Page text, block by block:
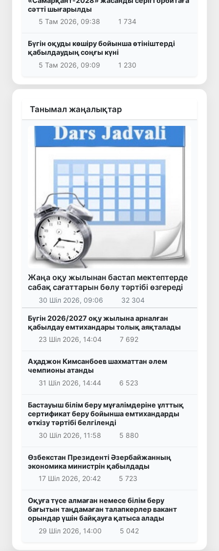
сәтті шығарылды
5 Там 2026, 09:38
1 734
Бүгін оқуды көшіру бойынша өтініштерді
қабылдаудың соңғы күні
5 Там 2026, 09:09
1 230
Танымал жаңалықтар
Жаңа оқу жылынан бастап мектептерде
сабақ сағаттарын бөлу тәртібі өзгереді
30 Шіл 2026, 09:06 32 304
Бүгін 2026/2027 оқу жылына арналған
қабылдау емтихандары толық аяқталады
23 Шіл 2026, 14:04
7 692
Аҳаджон Кимсанбоев шахматтан әлем
чемпионы атанды
31 Шіл 2026, 14:44
6 523
Бастауыш білім беру мұғалімдеріне ұлттық
сертификат беру бойынша емтихандарды
өткізу тәртібі белгіленді
30 Шіл 2026, 11:58
5 880
Өзбекстан Президенті Әзербайжанның
экономика министрін қабылдады
17 Шіл 2026, 20:42
5 723
Оқуға түсе алмаған немесе білім беру
бағытын таңдамаған талапкерлер вакант
орындар үшін байқауға қатыса алады
29 Шіл 2026, 14:00
5 042